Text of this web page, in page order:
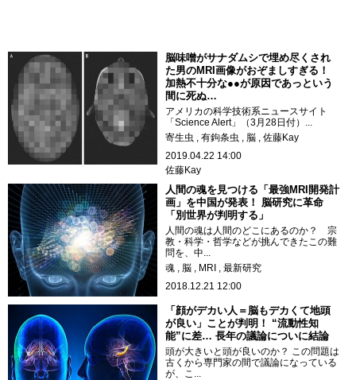
脳味噌がサナダムシで埋め尽くされ
た男のMRI画像がおぞましすぎる！
加熱不十分な●●が原因であっという
間に死ぬ…
アメリカの科学技術系ニュースサイト
「Science Alert」（3月28日付）...
寄生虫
有鉤条虫 脳
佐藤Kay
2019.04.22 14:00
佐藤Kay
人間の魂を見つける「最強MRI開発計
画」を中国が発表！ 脳研究に革命
「別世界が判明する」
人間の魂は人間のどこにあるのか？ 宗
教・科学・哲学などが挑んできたこの難
問を、中...
魂
脳 MRI
最新研究
2018.12.21 12:00
「顔がデカい人＝脳もデカくて地頭
が良い」ことが判明！ “流動性知
能”に差… 長年の議論についに結論
頭が大きいと頭が良いのか？ この問題は
古くから専門家の間で議論になっている
が、こ...